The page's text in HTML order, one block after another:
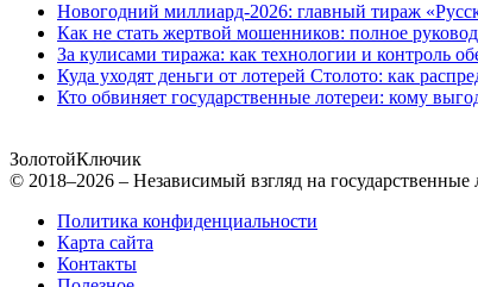
Новогодний миллиард-2026: главный тираж
Как не стать жертвой мошенников: полное
За кулисами тиража: как технологии и контроль
Куда уходят деньги от лотерей Столото: как
Кто обвиняет государственные лотереи: кому
ЗолотойКлючик
© 2018–2026 – Независимый взгляд на государственные
Политика конфиденциальности
Карта сайта
Контакты